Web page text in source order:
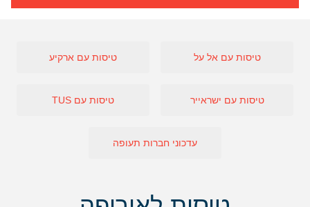
טיסות עם אל על טיסות עם ארקיע
טיסות עם ישראייר טיסות עם TUS
עדכוני חברות תעופה